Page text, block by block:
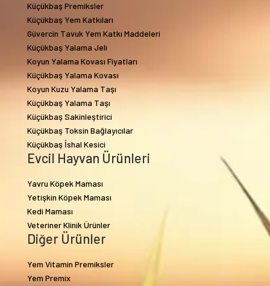
Küçükbaş Premiksler
Küçükbaş Yem Katkıları
Güvercin Tavuk Yem Katkı Maddeleri
Küçükbaş Yalama Jeli
Koyun Yalama Kovası Fiyatları
Küçükbaş Yalama Kovası
Koyun Kuzu Yalama Taşı
Küçükbaş Yalama Taşı
Küçükbaş Sakinleştirici
Küçükbaş Toksin Bağlayıcılar
Küçükbaş İshal Kesici
Evcil Hayvan Ürünleri
Yavru Köpek Maması
Yetişkin Köpek Maması
Kedi Maması
Veteriner Klinik Ürünler
Diğer Ürünler
Yem Vitamin Premiksler
Yem Premix